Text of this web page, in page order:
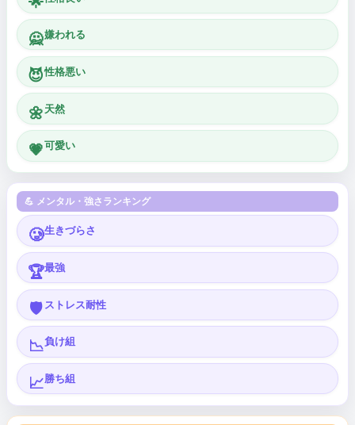
🙅嫌われる
😈性格悪い
🌼 天然
💗可愛い
💪 メンタル・強さランキング
🥲生きづらさ
🏆最強
🛡️ ストレス耐性
📉負け組
📈勝ち組